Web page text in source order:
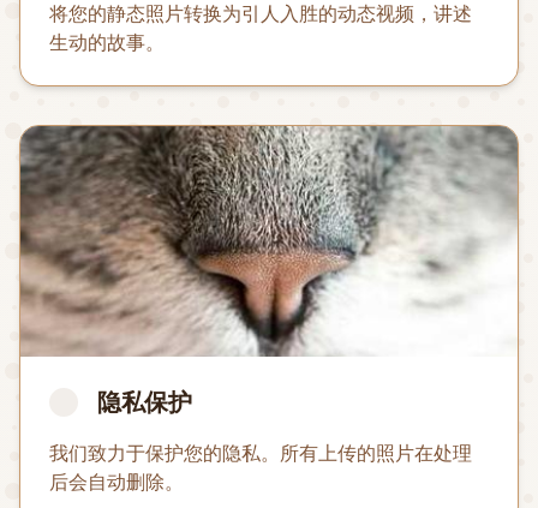
将您的静态照片转换为引人入胜的动态视频，讲述
生动的故事。
隐私保护
我们致力于保护您的隐私。所有上传的照片在处理
后会自动删除。